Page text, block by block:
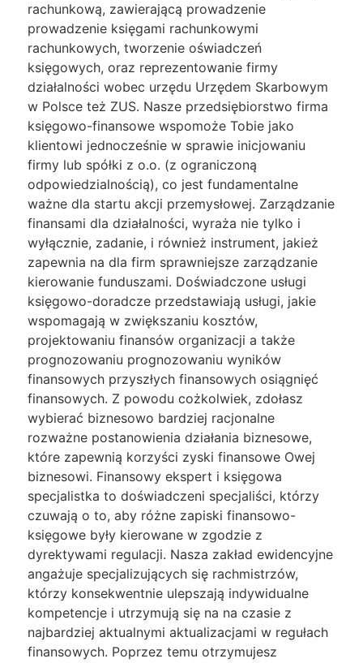
rachunkową, zawierającą prowadzenie
prowadzenie księgami rachunkowymi
rachunkowych, tworzenie oświadczeń
księgowych, oraz reprezentowanie firmy
działalności wobec urzędu Urzędem Skarbowym
w Polsce też ZUS. Nasze przedsiębiorstwo firma
księgowo-finansowe wspomoże Tobie jako
klientowi jednocześnie w sprawie inicjowaniu
firmy lub spółki z o.o. (z ograniczoną
odpowiedzialnością), co jest fundamentalne
ważne dla startu akcji przemysłowej. Zarządzanie
finansami dla działalności, wyraża nie tylko i
wyłącznie, zadanie, i również instrument, jakież
zapewnia na dla firm sprawniejsze zarządzanie
kierowanie funduszami. Doświadczone usługi
księgowo-doradcze przedstawiają usługi, jakie
wspomagają w zwiększaniu kosztów,
projektowaniu finansów organizacji a także
prognozowaniu prognozowaniu wyników
finansowych przyszłych finansowych osiągnięć
finansowych. Z powodu cożkolwiek, zdołasz
wybierać biznesowo bardziej racjonalne
rozważne postanowienia działania biznesowe,
które zapewnią korzyści zyski finansowe Owej
biznesowi. Finansowy ekspert i księgowa
specjalistka to doświadczeni specjaliści, którzy
czuwają o to, aby różne zapiski finansowo-
księgowe były kierowane w zgodzie z
dyrektywami regulacji. Nasza zakład ewidencyjne
angażuje specjalizujących się rachmistrzów,
którzy konsekwentnie ulepszają indywidualne
kompetencje i utrzymują się na na czasie z
najbardziej aktualnymi aktualizacjami w regułach
finansowych. Poprzez temu otrzymujesz